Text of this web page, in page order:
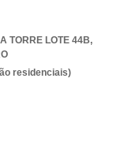
TORRE LOTE 44B,
residenciais)